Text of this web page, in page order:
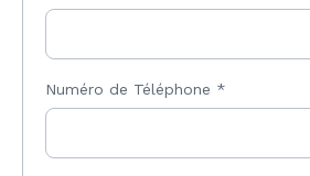
Numéro de Téléphone *